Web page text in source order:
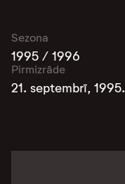
Sezona
1995 / 1996
Pirmizrāde
21. septembrī, 1995.